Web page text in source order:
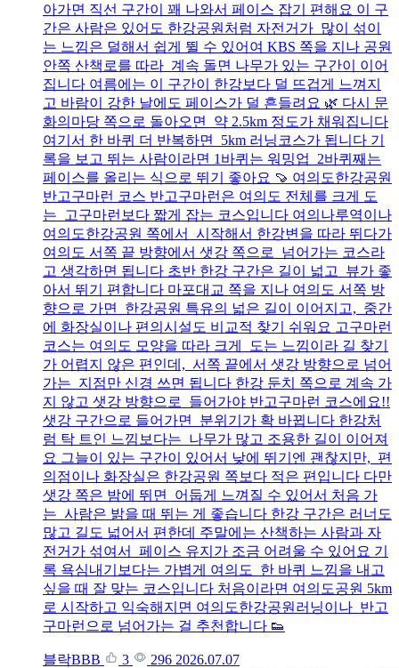
아가면 직선 구간이 꽤 나와서 페이스 잡기 편해요 이 구
간은 사람은 있어도 한강공원처럼 자전거가 많이 섞이
는 느낌은 덜해서 쉽게 뛸 수 있어여 KBS 쪽을 지나 공원
안쪽 산책로를 따라 계속 돌면 나무가 있는 구간이 이어
집니다 여름에는 이 구간이 한강보다 덜 뜨겁게 느껴지
고 바람이 강한 날에도 페이스가 덜 흔들려요 🌿 다시 문
화의마당 쪽으로 돌아오면 약 2.5km 정도가 채워집니다
여기서 한 바퀴 더 반복하면 5km 러닝코스가 됩니다 기
록을 보고 뛰는 사람이라면 1바퀴는 워밍업 2바퀴째는
페이스를 올리는 식으로 뛰기 좋아요 🍠 여의도한강공원
반고구마런 코스 반고구마런은 여의도 전체를 크게 도
는 고구마런보다 짧게 잡는 코스입니다 여의나루역이나
여의도한강공원 쪽에서 시작해서 한강변을 따라 뛰다가
여의도 서쪽 끝 방향에서 샛강 쪽으로 넘어가는 코스라
고 생각하면 됩니다 초반 한강 구간은 길이 넓고 뷰가 좋
아서 뛰기 편합니다 마포대교 쪽을 지나 여의도 서쪽 방
향으로 가면 한강공원 특유의 넓은 길이 이어지고, 중간
에 화장실이나 편의시설도 비교적 찾기 쉬워요 고구마런
코스는 여의도 모양을 따라 크게 도는 느낌이라 길 찾기
가 어렵지 않은 편인데, 서쪽 끝에서 샛강 방향으로 넘어
가는 지점만 신경 쓰면 됩니다 한강 둔치 쪽으로 계속 가
지 않고 샛강 방향으로 들어가야 반고구마런 코스에요!!
샛강 구간으로 들어가면 분위기가 확 바뀝니다 한강처
럼 탁 트인 느낌보다는 나무가 많고 조용한 길이 이어져
요 그늘이 있는 구간이 있어서 낮에 뛰기엔 괜찮지만, 편
의점이나 화장실은 한강공원 쪽보다 적은 편입니다 다만
샛강 쪽은 밤에 뛰면 어둡게 느껴질 수 있어서 처음 가
는 사람은 밝을 때 뛰는 게 좋습니다 한강 구간은 러너도
많고 길도 넓어서 편한데 주말에는 산책하는 사람과 자
전거가 섞여서 페이스 유지가 조금 어려울 수 있어요 기
록 욕심내기보다는 가볍게 여의도 한 바퀴 느낌을 내고
싶을 때 잘 맞는 코스입니다 처음이라면 여의도공원 5km
로 시작하고 익숙해지면 여의도한강공원러닝이나 반고
구마런으로 넘어가는 걸 추천합니다 👟
블락BBB 3 296 2026.07.07